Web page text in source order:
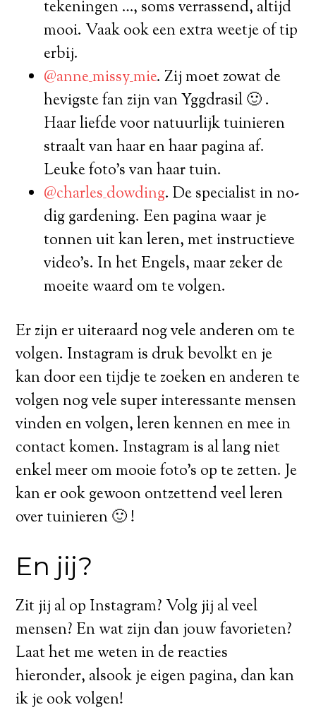
tekeningen …, soms verrassend, altijd
mooi. Vaak ook een extra weetje of tip
erbij.
@anne_missy_mie. Zij moet zowat de
hevigste fan zijn van Yggdrasil 🙂 .
Haar liefde voor natuurlijk tuinieren
straalt van haar en haar pagina af.
Leuke foto’s van haar tuin.
@charles_dowding. De specialist in no-
dig gardening. Een pagina waar je
tonnen uit kan leren, met instructieve
video’s. In het Engels, maar zeker de
moeite waard om te volgen.
Er zijn er uiteraard nog vele anderen om te
volgen. Instagram is druk bevolkt en je
kan door een tijdje te zoeken en anderen te
volgen nog vele super interessante mensen
vinden en volgen, leren kennen en mee in
contact komen. Instagram is al lang niet
enkel meer om mooie foto’s op te zetten. Je
kan er ook gewoon ontzettend veel leren
over tuinieren 🙂 !
En jij?
Zit jij al op Instagram? Volg jij al veel
mensen? En wat zijn dan jouw favorieten?
Laat het me weten in de reacties
hieronder, alsook je eigen pagina, dan kan
ik je ook volgen!